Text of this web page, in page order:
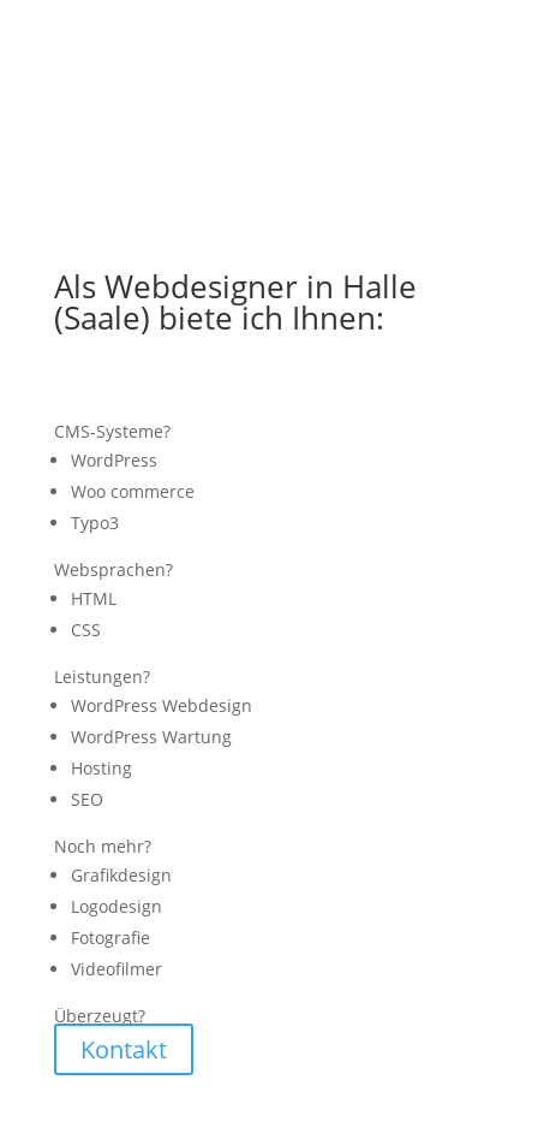
Als Webdesigner in Halle
(Saale) biete ich Ihnen:
CMS-Systeme?
WordPress
Woo commerce
Typo3
Websprachen?
HTML
CSS
Leistungen?
WordPress Webdesign
WordPress Wartung
Hosting
SEO
Noch mehr?
Grafikdesign
Logodesign
Fotografie
Videofilmer
Überzeugt?
Kontakt